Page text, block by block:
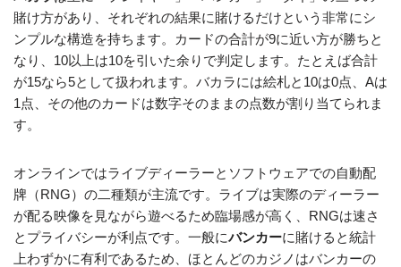
賭け方があり、それぞれの結果に賭けるだけという非常にシ
ンプルな構造を持ちます。カードの合計が9に近い方が勝ちと
なり、10以上は10を引いた余りで判定します。たとえば合計
が15なら5として扱われます。バカラには絵札と10は0点、Aは
1点、その他のカードは数字そのままの点数が割り当てられま
す。
オンラインではライブディーラーとソフトウェアでの自動配
牌（RNG）の二種類が主流です。ライブは実際のディーラー
が配る映像を見ながら遊べるため臨場感が高く、RNGは速さ
とプライバシーが利点です。一般にバンカーに賭けると統計
上わずかに有利であるため、ほとんどのカジノはバンカーの